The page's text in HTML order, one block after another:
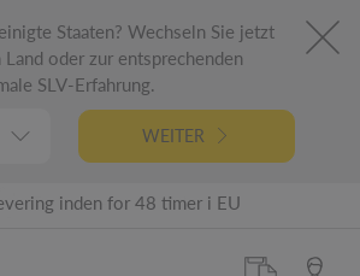
Staaten? Wechseln Sie jetzt
oder zur entsprechenden
SLV-Erfahrung.
WEITER
5 års garanti
Tysk ingeniørarbejde
inden for 48 timer i EU
98 % varelager